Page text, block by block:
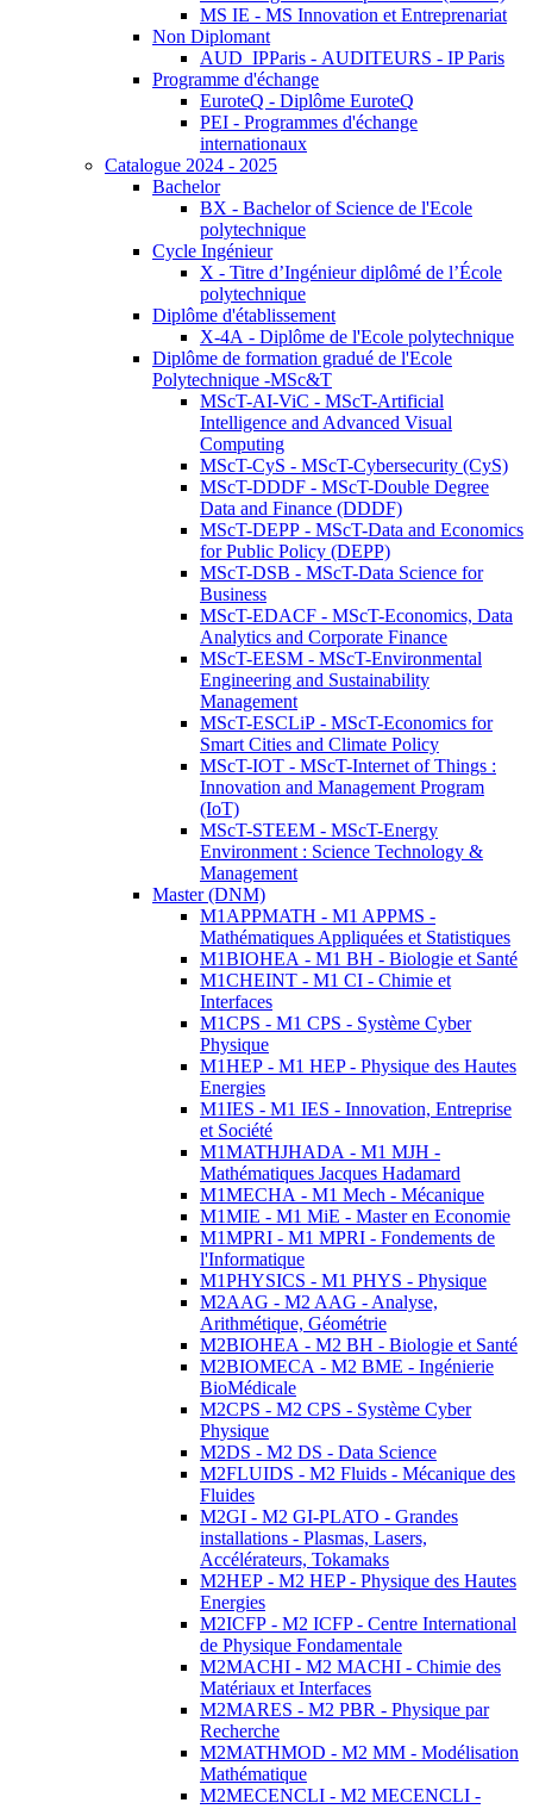
MS IE - MS Innovation et Entreprenariat
Non Diplomant
AUD_IPParis - AUDITEURS - IP Paris
Programme d'échange
EuroteQ - Diplôme EuroteQ
PEI - Programmes d'échange
internationaux
Catalogue 2024 - 2025
Bachelor
BX - Bachelor of Science de l'Ecole
polytechnique
Cycle Ingénieur
X - Titre d’Ingénieur diplômé de l’École
polytechnique
Diplôme d'établissement
X-4A - Diplôme de l'Ecole polytechnique
Diplôme de formation gradué de l'Ecole
Polytechnique -MSc&T
MScT-AI-ViC - MScT-Artificial
Intelligence and Advanced Visual
Computing
MScT-CyS - MScT-Cybersecurity (CyS)
MScT-DDDF - MScT-Double Degree
Data and Finance (DDDF)
MScT-DEPP - MScT-Data and Economics
for Public Policy (DEPP)
MScT-DSB - MScT-Data Science for
Business
MScT-EDACF - MScT-Economics, Data
Analytics and Corporate Finance
MScT-EESM - MScT-Environmental
Engineering and Sustainability
Management
MScT-ESCLiP - MScT-Economics for
Smart Cities and Climate Policy
MScT-IOT - MScT-Internet of Things :
Innovation and Management Program
(IoT)
MScT-STEEM - MScT-Energy
Environment : Science Technology &
Management
Master (DNM)
M1APPMATH - M1 APPMS -
Mathématiques Appliquées et Statistiques
M1BIOHEA - M1 BH - Biologie et Santé
M1CHEINT - M1 CI - Chimie et
Interfaces
M1CPS - M1 CPS - Système Cyber
Physique
M1HEP - M1 HEP - Physique des Hautes
Energies
M1IES - M1 IES - Innovation, Entreprise
et Société
M1MATHJHADA - M1 MJH -
Mathématiques Jacques Hadamard
M1MECHA - M1 Mech - Mécanique
M1MIE - M1 MiE - Master en Economie
M1MPRI - M1 MPRI - Fondements de
l'Informatique
M1PHYSICS - M1 PHYS - Physique
M2AAG - M2 AAG - Analyse,
Arithmétique, Géométrie
M2BIOHEA - M2 BH - Biologie et Santé
M2BIOMECA - M2 BME - Ingénierie
BioMédicale
M2CPS - M2 CPS - Système Cyber
Physique
M2DS - M2 DS - Data Science
M2FLUIDS - M2 Fluids - Mécanique des
Fluides
M2GI - M2 GI-PLATO - Grandes
installations - Plasmas, Lasers,
Accélérateurs, Tokamaks
M2HEP - M2 HEP - Physique des Hautes
Energies
M2ICFP - M2 ICFP - Centre International
de Physique Fondamentale
M2MACHI - M2 MACHI - Chimie des
Matériaux et Interfaces
M2MARES - M2 PBR - Physique par
Recherche
M2MATHMOD - M2 MM - Modélisation
Mathématique
M2MECENCLI - M2 MECENCLI -